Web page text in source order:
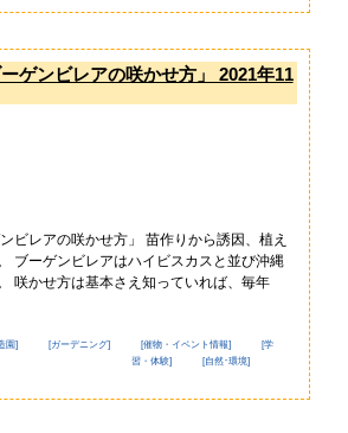
ゲンビレアの咲かせ方」 2021年11
ビレアの咲かせ方」 苗作りから誘因、植え
ブーゲンビレアはハイビスカスと並び沖縄
咲かせ方は基本さえ知っていれば、毎年
園] [ガーデニング] [催物・イベント情報]
[学
習・体験]
[自然･環境]